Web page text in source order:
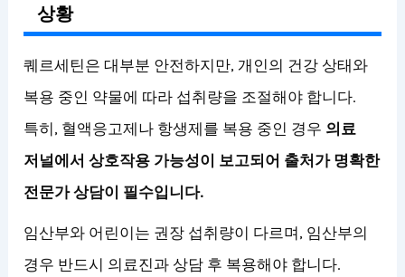
상황
퀘르세틴은 대부분 안전하지만, 개인의 건강 상태와
복용 중인 약물에 따라 섭취량을 조절해야 합니다.
특히, 혈액응고제나 항생제를 복용 중인 경우 의료
저널에서 상호작용 가능성이 보고되어 출처가 명확한
전문가 상담이 필수입니다.
임산부와 어린이는 권장 섭취량이 다르며, 임산부의
경우 반드시 의료진과 상담 후 복용해야 합니다.